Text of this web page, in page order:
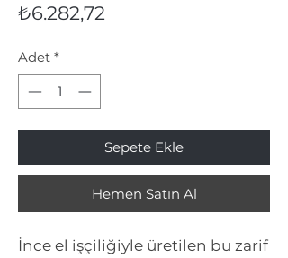
₺6.282,72
Adet *
Sepete Ekle
Hemen Satın Al
İnce el işçiliğiyle üretilen bu zarif